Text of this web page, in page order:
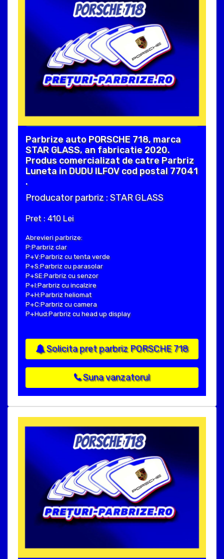
Parbrize auto PORSCHE 718, marca
STAR GLASS, an fabricatie 2020.
Produs comercializat de catre Parbriz
Luneta in DUDU ILFOV cod postal 77041
.
Producator parbriz : STAR GLASS
Pret : 410 Lei
Abrevieri parbrize:
P:Parbriz clar
P+V:Parbriz cu tenta verde
P+S:Parbriz cu parasolar
P+SE:Parbriz cu senzor
P+I:Parbriz cu incalzire
P+H:Parbriz heliomat
P+C:Parbriz cu camera
P+Hud:Parbriz cu head up display
Solicita pret parbriz PORSCHE 718
Suna vanzatorul